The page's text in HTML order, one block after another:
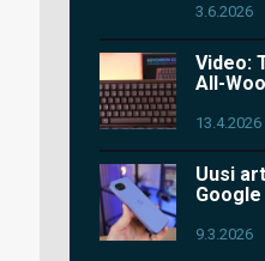
3.6.2026
Video:
All-
13.4.2026
Uusi
9.3.2026